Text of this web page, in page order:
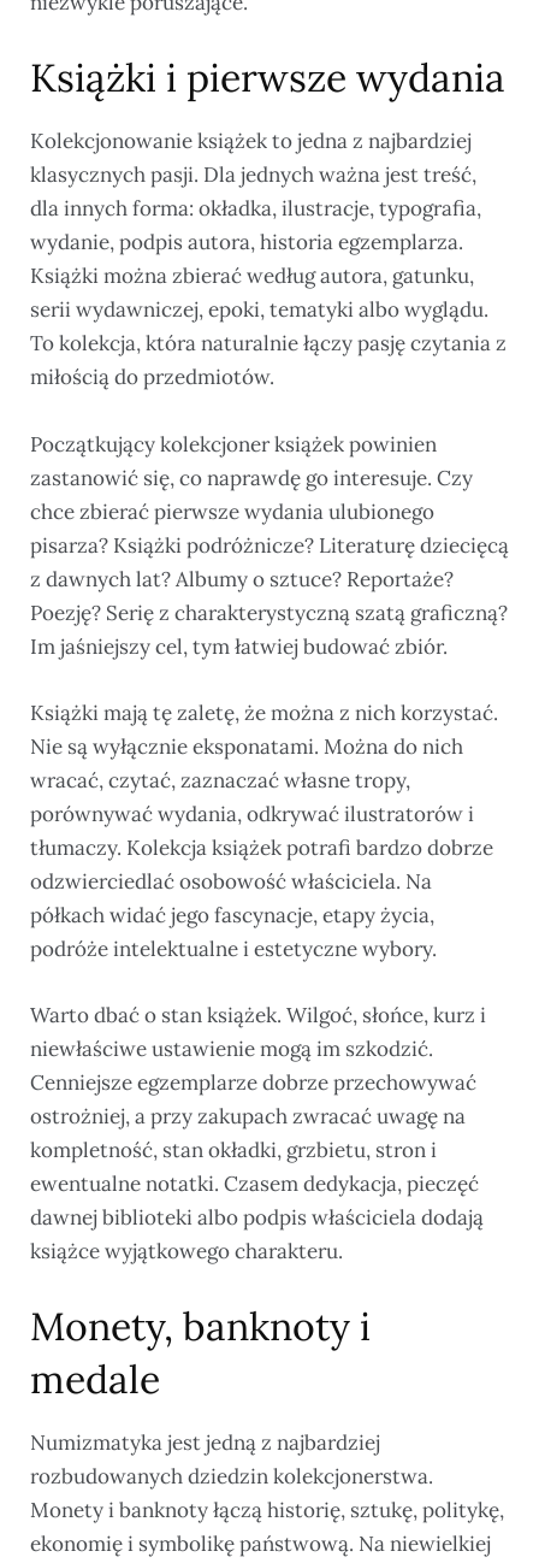
Książki i pierwsze wydania
Kolekcjonowanie książek to jedna z najbardziej
klasycznych pasji. Dla jednych ważna jest treść,
dla innych forma: okładka, ilustracje, typografia,
wydanie, podpis autora, historia egzemplarza.
Książki można zbierać według autora, gatunku,
serii wydawniczej, epoki, tematyki albo wyglądu.
To kolekcja, która naturalnie łączy pasję czytania z
miłością do przedmiotów.
Początkujący kolekcjoner książek powinien
zastanowić się, co naprawdę go interesuje. Czy
chce zbierać pierwsze wydania ulubionego
pisarza? Książki podróżnicze? Literaturę dziecięcą
z dawnych lat? Albumy o sztuce? Reportaże?
Poezję? Serię z charakterystyczną szatą graficzną?
Im jaśniejszy cel, tym łatwiej budować zbiór.
Książki mają tę zaletę, że można z nich korzystać.
Nie są wyłącznie eksponatami. Można do nich
wracać, czytać, zaznaczać własne tropy,
porównywać wydania, odkrywać ilustratorów i
tłumaczy. Kolekcja książek potrafi bardzo dobrze
odzwierciedlać osobowość właściciela. Na
półkach widać jego fascynacje, etapy życia,
podróże intelektualne i estetyczne wybory.
Warto dbać o stan książek. Wilgoć, słońce, kurz i
niewłaściwe ustawienie mogą im szkodzić.
Cenniejsze egzemplarze dobrze przechowywać
ostrożniej, a przy zakupach zwracać uwagę na
kompletność, stan okładki, grzbietu, stron i
ewentualne notatki. Czasem dedykacja, pieczęć
dawnej biblioteki albo podpis właściciela dodają
książce wyjątkowego charakteru.
Monety, banknoty i
medale
Numizmatyka jest jedną z najbardziej
rozbudowanych dziedzin kolekcjonerstwa.
Monety i banknoty łączą historię, sztukę, politykę,
ekonomię i symbolikę państwową. Na niewielkiej